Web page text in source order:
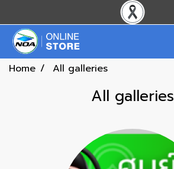
Home All galleries
All galleries